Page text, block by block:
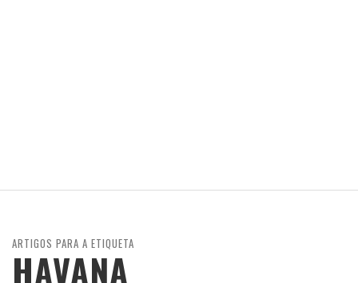
ARTIGOS PARA A ETIQUETA
HAVANA